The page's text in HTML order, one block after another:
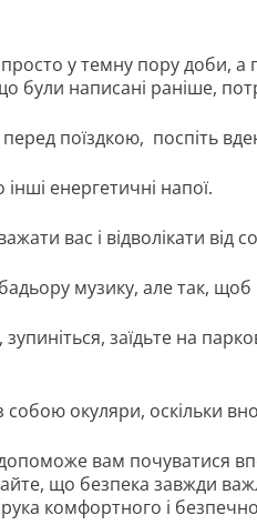
у темну пору доби, а
були написані раніше,
перед поїздкою, поспіть
інші енергетичні напої.
вас і відволікати від
музику, але так,
зупиніться, заїдьте на
собою окуляри, оскільки
вам почуватися
що безпека завжди
комфортного і